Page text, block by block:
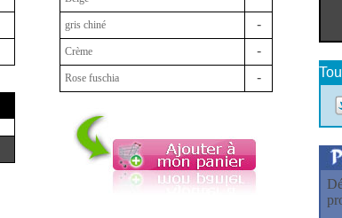
gris chiné -
Crème -
Rose fuschia -